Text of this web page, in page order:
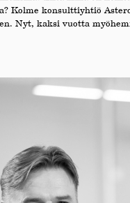
Kolme konsulttiyhtiö
Nyt, kaksi vuotta